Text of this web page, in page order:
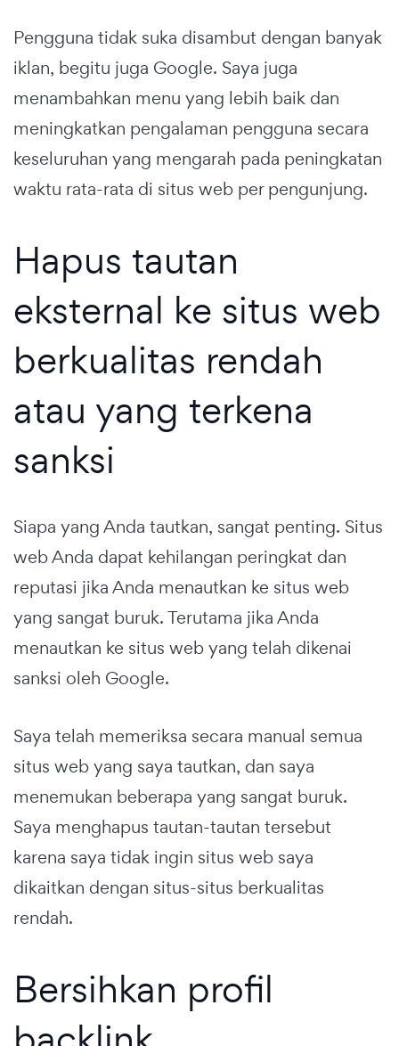
Pengguna tidak suka disambut dengan banyak
iklan, begitu juga Google. Saya juga
menambahkan menu yang lebih baik dan
meningkatkan pengalaman pengguna secara
keseluruhan yang mengarah pada peningkatan
waktu rata-rata di situs web per pengunjung.
Hapus tautan
eksternal ke situs web
berkualitas rendah
atau yang terkena
sanksi
Siapa yang Anda tautkan, sangat penting. Situs
web Anda dapat kehilangan peringkat dan
reputasi jika Anda menautkan ke situs web
yang sangat buruk. Terutama jika Anda
menautkan ke situs web yang telah dikenai
sanksi oleh Google.
Saya telah memeriksa secara manual semua
situs web yang saya tautkan, dan saya
menemukan beberapa yang sangat buruk.
Saya menghapus tautan-tautan tersebut
karena saya tidak ingin situs web saya
dikaitkan dengan situs-situs berkualitas
rendah.
Bersihkan profil